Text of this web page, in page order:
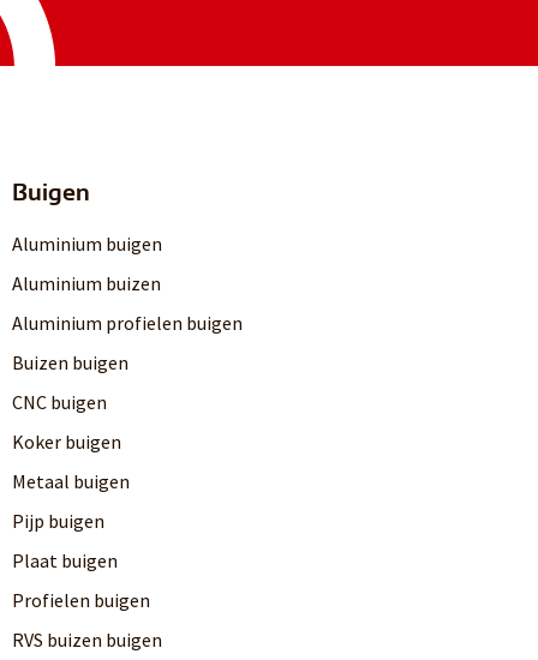
Buigen
Aluminium buigen
Aluminium buizen
Aluminium profielen buigen
Buizen buigen
CNC buigen
Koker buigen
Metaal buigen
Pijp buigen
Plaat buigen
Profielen buigen
RVS buizen buigen